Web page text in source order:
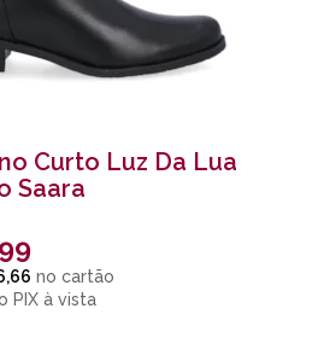
Curto Luz Da Lua
Saara
PIX